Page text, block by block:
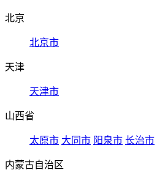
北京
北京市
天津
天津市
山西省
太原市 大同市 阳泉市 长治市
内蒙古自治区